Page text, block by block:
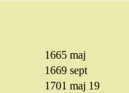
1665 maj
1669 sept
1701 maj 19